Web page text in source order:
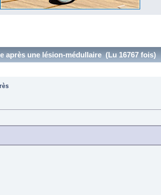
après une lésion-médullaire (Lu 16767 fois)